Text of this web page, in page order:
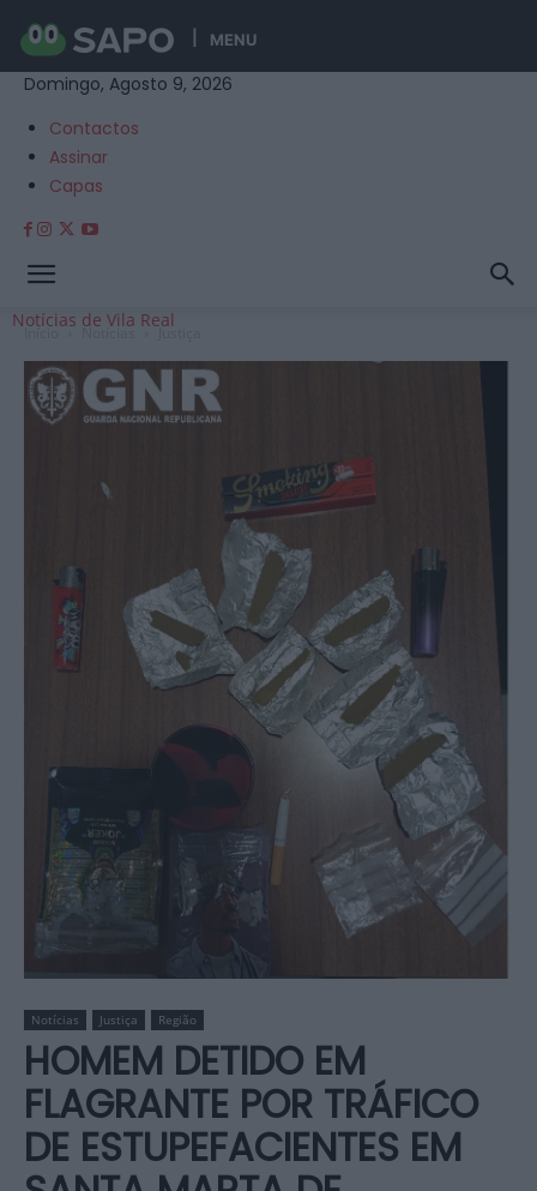
MENU
Domingo, Agosto 9, 2026
Contactos
Assinar
Capas
Notícias de Vila Real
Início Notícias Justiça
Notícias Justiça Região
HOMEM DETIDO EM
FLAGRANTE POR TRÁFICO
DE ESTUPEFACIENTES EM